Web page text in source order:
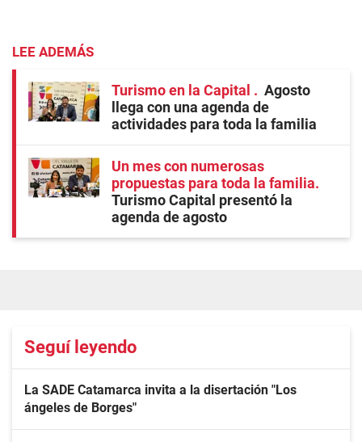
LEE ADEMÁS
Turismo en la Capital
Agosto
llega con una agenda de
actividades para toda la familia
Un mes con numerosas
propuestas para toda la familia
Turismo Capital presentó la
agenda de agosto
Seguí leyendo
La SADE Catamarca invita a la disertación "Los
ángeles de Borges"